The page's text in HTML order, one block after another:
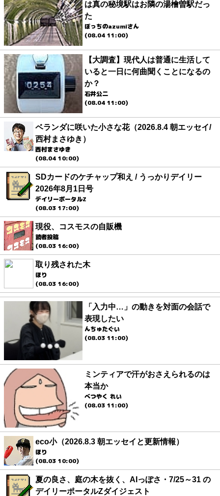
は真の秘境駅はお隣の湯檜曽駅だっ
た
ぼっちのazumiさん
(08.04 11:00)
【大調査】現代人は普通に生活して
いると一日に何曲聞くことになるの
か？
石井公二
(08.04 11:00)
ベランダに咲いた小さな花（2026.8.4 朝エッセイ/
西村まさゆき）
西村まさゆき
(08.04 10:00)
SDカードのケチャップ和え / うっかりデイリー
2026年8月1日号
デイリーポータルZ
(08.03 17:00)
現役、コスモスの自販機
読者投稿
(08.03 16:00)
取り残された木
ほり
(08.03 16:00)
「入力中…」の動きを対面の会話で
表現したい
んちゅたぐい
(08.03 11:00)
ミンティアで汗がおさえられるのは
本当か
べつやく れい
(08.03 11:00)
eco小（2026.8.3 朝エッセイと更新情報）
ほり
(08.03 10:00)
夏の良さ、庭の木を抜く、AIっぽさ・7/25～31 の
デイリーポータルZダイジェスト